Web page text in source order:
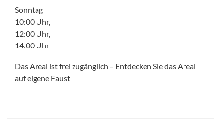
Sonntag
10:00 Uhr,
12:00 Uhr,
14:00 Uhr
Das Areal ist frei zugänglich – Entdecken Sie das Areal
auf eigene Faust